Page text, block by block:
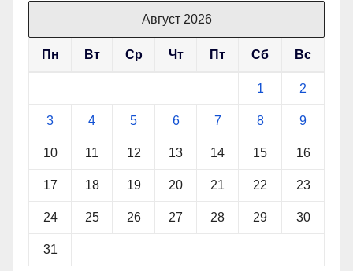
Август 2026
Пн Вт Ср Чт Пт Сб Вс
1 2
3 4 5 6 7 8 9
10 11 12 13 14 15 16
17 18 19 20 21 22 23
24 25 26 27 28 29 30
31